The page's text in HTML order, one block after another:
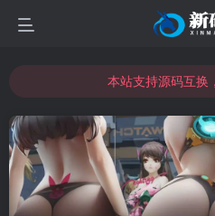
本站支持源码互换
本站支持源码互换